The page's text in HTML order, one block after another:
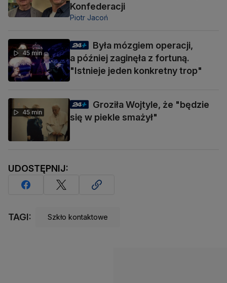
Konfederacji
Piotr Jacoń
45 min
Była mózgiem operacji,
a później zaginęła z fortuną.
"Istnieje jeden konkretny trop"
45 min
Groziła Wojtyle, że "będzie
się w piekle smażył"
UDOSTĘPNIJ:
TAGI: Szkło kontaktowe